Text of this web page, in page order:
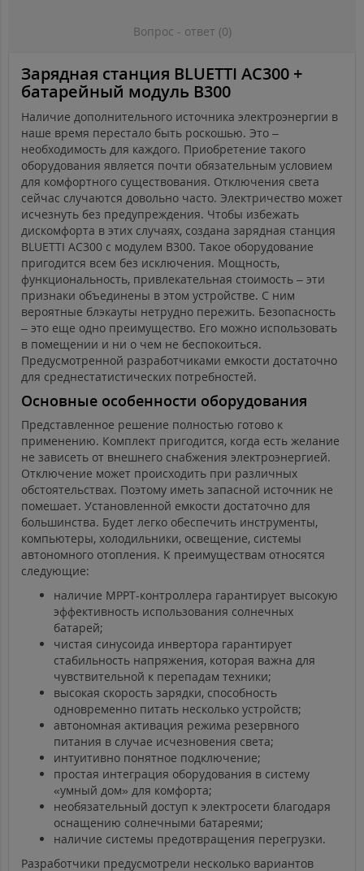
Вопрос - ответ (0)
Зарядная станция BLUETTI AC300 +
батарейный модуль B300
Наличие дополнительного источника электроэнергии в
наше время перестало быть роскошью. Это –
необходимость для каждого. Приобретение такого
оборудования является почти обязательным условием
для комфортного существования. Отключения света
сейчас случаются довольно часто. Электричество может
исчезнуть без предупреждения. Чтобы избежать
дискомфорта в этих случаях, создана зарядная станция
BLUETTI AC300 с модулем B300. Такое оборудование
пригодится всем без исключения. Мощность,
функциональность, привлекательная стоимость – эти
признаки объединены в этом устройстве. С ним
вероятные блэкауты нетрудно пережить. Безопасность
– это еще одно преимущество. Его можно использовать
в помещении и ни о чем не беспокоиться.
Предусмотренной разработчиками емкости достаточно
для среднестатистических потребностей.
Основные особенности оборудования
Представленное решение полностью готово к
применению. Комплект пригодится, когда есть желание
не зависеть от внешнего снабжения электроэнергией.
Отключение может происходить при различных
обстоятельствах. Поэтому иметь запасной источник не
помешает. Установленной емкости достаточно для
большинства. Будет легко обеспечить инструменты,
компьютеры, холодильники, освещение, системы
автономного отопления. К преимуществам относятся
следующие:
наличие MPPT-контроллера гарантирует высокую
эффективность использования солнечных
батарей;
чистая синусоида инвертора гарантирует
стабильность напряжения, которая важна для
чувствительной к перепадам техники;
высокая скорость зарядки, способность
одновременно питать несколько устройств;
автономная активация режима резервного
питания в случае исчезновения света;
интуитивно понятное подключение;
простая интеграция оборудования в систему
«умный дом» для комфорта;
необязательный доступ к электросети благодаря
оснащению солнечными батареями;
наличие системы предотвращения перегрузки.
Разработчики предусмотрели несколько вариантов